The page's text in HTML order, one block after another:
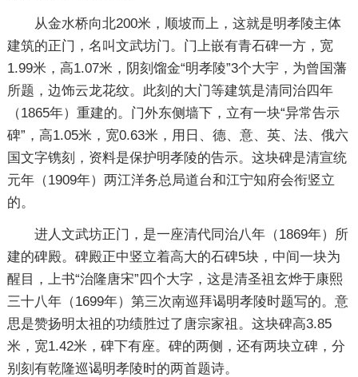
从金水桥向北200米，顺坡而上，这就是明孝陵主体
建筑的正门，名叫文武坊门。门上嵌有青石碑一方，宽
1.99米，高1.07米，阴刻馏金“明孝陵”3个大宇，为曾国藩
所题，边饰云龙花纹。此刻的大门等建筑是清同治四年
（1865年）重建的。门外东侧墙下，立有一块“异常告示
碑”，高1.05米，宽0.63米，用日、德、意、英、法、俄六
国文字镌刻，资料是保护明孝陵的告示。这块碑是清宣统
元年（1909年）两江洋务总局道台和江宁知府会衔竖立
的。
进人文武坊正门，是一座清代同治八年（1869年）所
建的碑殿。碑殿正中竖立着高大的石碑5块，中间一块为
醒目，上书“治隆唐宋”四个大字，这是清圣祖玄烨于康熙
三十八年（1699年）第三次南巡拜谒明孝陵时题写的。意
思是赞扬明太祖的功绩胜过了唐宗家祖。这块碑高3.85
米，宽1.42米，碑下有座。碑的两侧，还有两块立碑，分
别刻有乾隆巡谒明孝陵时的两首题诗。